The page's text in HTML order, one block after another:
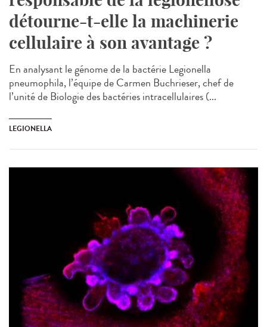
détourne-t-elle la machinerie
cellulaire à son avantage ?
En analysant le génome de la bactérie Legionella
pneumophila, l’équipe de Carmen Buchrieser, chef de
l’unité de Biologie des bactéries intracellulaires (...
LEGIONELLA